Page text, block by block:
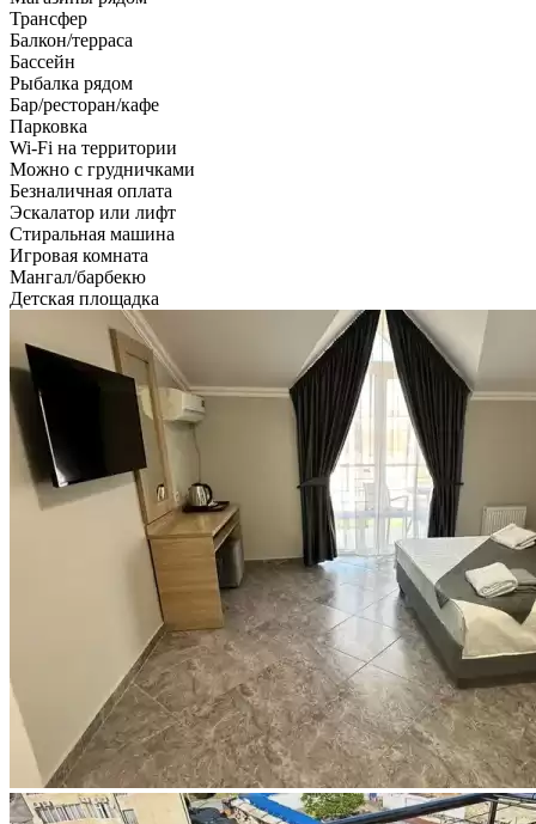
Трансфер
Балкон/терраса
Бассейн
Рыбалка рядом
Бар/ресторан/кафе
Парковка
Wi-Fi на территории
Можно с грудничками
Безналичная оплата
Эскалатор или лифт
Стиральная машина
Игровая комната
Мангал/барбекю
Детская площадка